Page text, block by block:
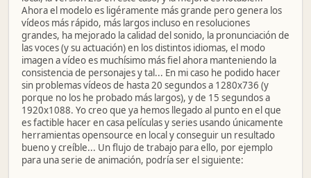
Ahora el modelo es ligéramente más grande pero genera los
vídeos más rápido, más largos incluso en resoluciones
grandes, ha mejorado la calidad del sonido, la pronunciación de
las voces (y su actuación) en los distintos idiomas, el modo
imagen a vídeo es muchísimo más fiel ahora manteniendo la
consistencia de personajes y tal... En mi caso he podido hacer
sin problemas vídeos de hasta 20 segundos a 1280x736 (y
porque no los he probado más largos), y de 15 segundos a
1920x1088. Yo creo que ya hemos llegado al punto en el que
es factible hacer en casa películas y series usando únicamente
herramientas opensource en local y conseguir un resultado
bueno y creíble... Un flujo de trabajo para ello, por ejemplo
para una serie de animación, podría ser el siguiente: